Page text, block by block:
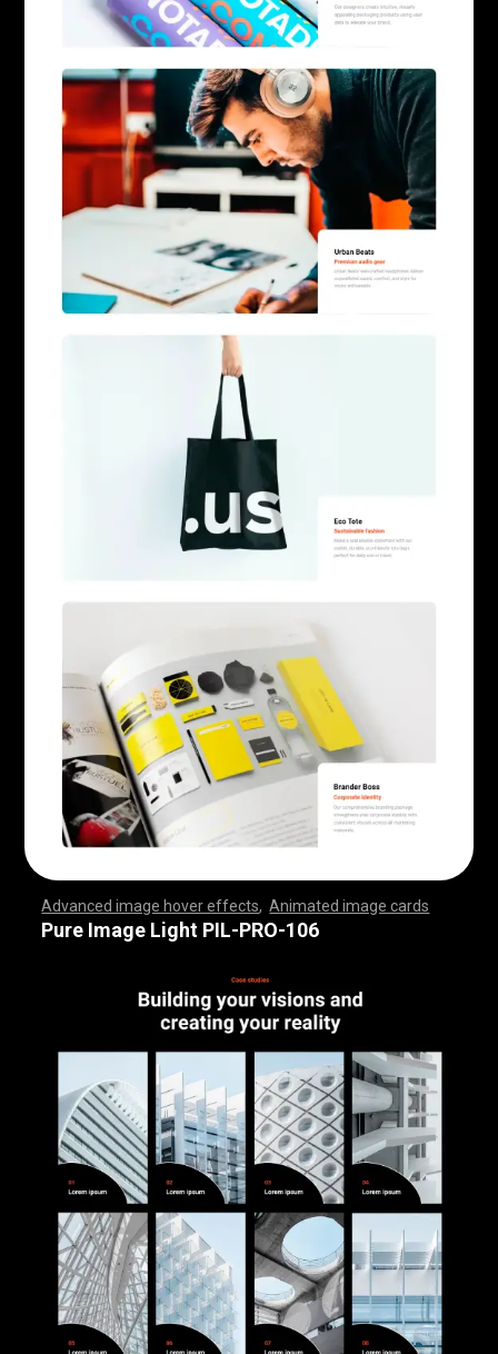
Advanced image hover effects ,Animated image cards
,,,,,,,,,,,,,,,,,,,,,,,,,,,,,,,,, ,,,,,,,,,,,,,,,,,,,,,,,,,
,,,,,,,,,,,,,,,,,,,,,,,,,,,,,,,,, ,,,,,,,,,,,,,,,,,,,,,,,,,
,,,,,,,,,,,,,,,,,,,,,,,,,,,,,,,,, ,,,,,,,,,,,,,,,,,,,,,,,
Pure Image Light PIL-PRO-106